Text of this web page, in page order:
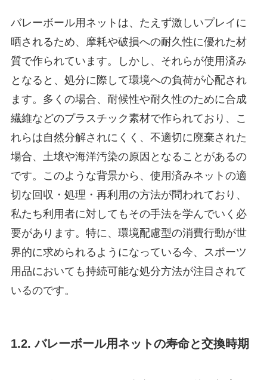
バレーボール用ネットは、たえず激しいプレイに
晒されるため、摩耗や破損への耐久性に優れた材
質で作られています。しかし、それらが使用済み
となると、処分に際して環境への負荷が心配され
ます。多くの場合、耐候性や耐久性のために合成
繊維などのプラスチック素材で作られており、こ
れらは自然分解されにくく、不適切に廃棄された
場合、土壌や海洋汚染の原因となることがあるの
です。このような背景から、使用済みネットの適
切な回収・処理・再利用の方法が問われており、
私たち利用者に対してもその手法を学んでいく必
要があります。特に、環境配慮型の消費行動が世
界的に求められるようになっている今、スポーツ
用品においても持続可能な処分方法が注目されて
いるのです。
1.2. バレーボール用ネットの寿命と交換時期